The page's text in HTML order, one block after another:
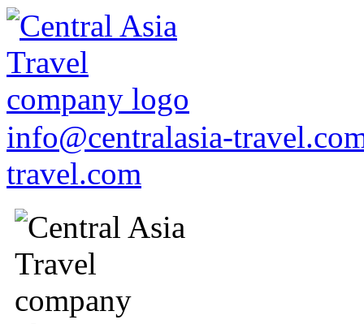
info@centralasia-
travel.com